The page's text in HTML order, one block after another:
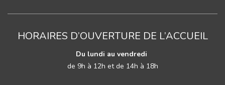
HORAIRES D’OUVERTURE DE L’ACCUEIL
Du lundi au vendredi
de 9h à 12h et de 14h à 18h